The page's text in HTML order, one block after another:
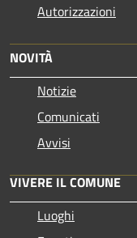
Autorizzazioni
NOVITÀ
Notizie
Comunicati
Avvisi
VIVERE IL COMUNE
Luoghi